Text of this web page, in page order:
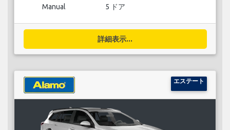
Manual 5 ドア
詳細表示...
エステート